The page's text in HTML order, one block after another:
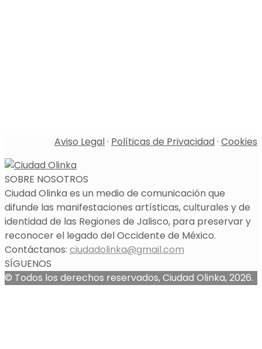
Aviso Legal· Políticas de Privacidad· Cookies
SOBRE NOSOTROS
Ciudad Olinka es un medio de comunicación que
difunde las manifestaciones artísticas, culturales y de
identidad de las Regiones de Jalisco, para preservar y
reconocer el legado del Occidente de México.
Contáctanos: ciudadolinka@gmail.com
SÍGUENOS
© Todos los derechos reservados, Ciudad Olinka, 2026.